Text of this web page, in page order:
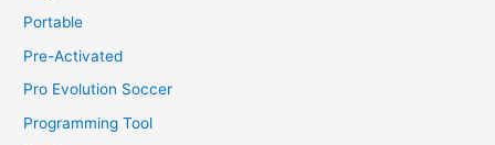
Portable
Pre-Activated
Pro Evolution Soccer
Programming Tool